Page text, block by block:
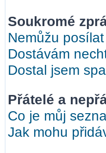
Soukromé
Nemůžu
Dostávám
Dostal jsem
Přátelé a
Co je můj
Jak mohu